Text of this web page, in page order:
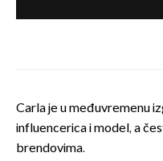
Carla je u međuvremenu
influencerica i model, a
brendovima.